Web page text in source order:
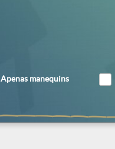
Apenas manequins